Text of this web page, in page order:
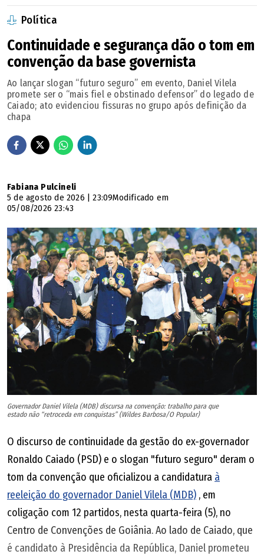
Política
Continuidade e segurança dão o tom em
convenção da base governista
Ao lançar slogan “futuro seguro” em evento, Daniel Vilela
promete ser o “mais fiel e obstinado defensor” do legado de
Caiado; ato evidenciou fissuras no grupo após definição da
chapa
Fabiana Pulcineli
5 de agosto de 2026 | 23:09Modificado em
05/08/2026 23:43
Governador Daniel Vilela (MDB) discursa na convenção: trabalho para que
estado não “retroceda em conquistas” (Wildes Barbosa/O Popular)
O discurso de continuidade da gestão do ex-governador
Ronaldo Caiado (PSD) e o slogan "futuro seguro" deram o
tom da convenção que oficializou a candidatura à
reeleição do governador Daniel Vilela (MDB) , em
coligação com 12 partidos, nesta quarta-feira (5), no
Centro de Convenções de Goiânia. Ao lado de Caiado, que
é candidato à Presidência da República, Daniel prometeu